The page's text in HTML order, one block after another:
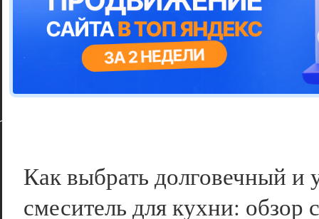
Шьем
Как выбрать долговечный и
смеситель для кухни: обзор